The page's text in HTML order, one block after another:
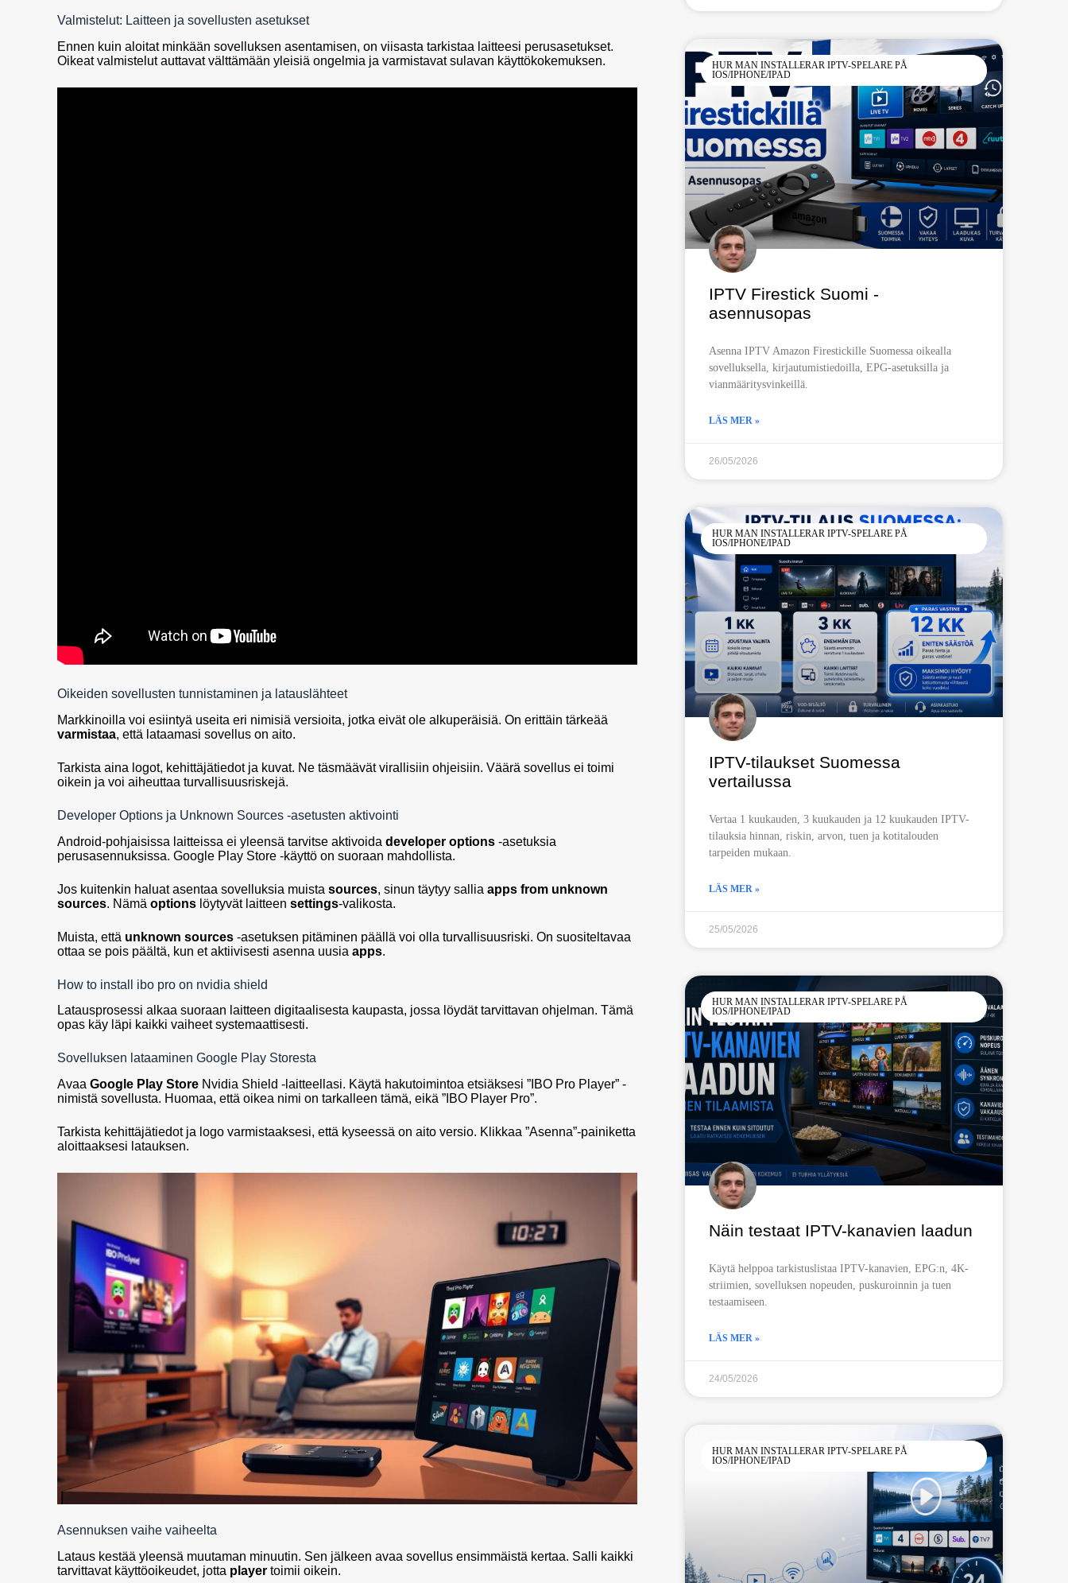
Valmistelut: Laitteen ja sovellusten asetukset
Ennen kuin aloitat minkään sovelluksen asentamisen, on viisasta tarkistaa laitteesi perusasetukset.
Oikeat valmistelut auttavat välttämään yleisiä ongelmia ja varmistavat sulavan käyttökokemuksen.
Oikeiden sovellusten tunnistaminen ja latauslähteet
Markkinoilla voi esiintyä useita eri nimisiä versioita, jotka eivät ole alkuperäisiä. On erittäin tärkeää
varmistaa, että lataamasi sovellus on aito.
Tarkista aina logot, kehittäjätiedot ja kuvat. Ne täsmäävät virallisiin ohjeisiin. Väärä sovellus ei toimi
oikein ja voi aiheuttaa turvallisuusriskejä.
Developer Options ja Unknown Sources -asetusten aktivointi
Android-pohjaisissa laitteissa ei yleensä tarvitse aktivoida developer options -asetuksia
perusasennuksissa. Google Play Store -käyttö on suoraan mahdollista.
Jos kuitenkin haluat asentaa sovelluksia muista sources, sinun täytyy sallia apps from unknown
sources. Nämä options löytyvät laitteen settings-valikosta.
Muista, että unknown sources -asetuksen pitäminen päällä voi olla turvallisuusriski. On suositeltavaa
ottaa se pois päältä, kun et aktiivisesti asenna uusia apps.
How to install ibo pro on nvidia shield
Latausprosessi alkaa suoraan laitteen digitaalisesta kaupasta, jossa löydät tarvittavan ohjelman. Tämä
opas käy läpi kaikki vaiheet systemaattisesti.
Sovelluksen lataaminen Google Play Storesta
Avaa Google Play Store Nvidia Shield -laitteellasi. Käytä hakutoimintoa etsiäksesi ”IBO Pro Player” -
nimistä sovellusta. Huomaa, että oikea nimi on tarkalleen tämä, eikä ”IBO Player Pro”.
Tarkista kehittäjätiedot ja logo varmistaaksesi, että kyseessä on aito versio. Klikkaa ”Asenna”-painiketta
aloittaaksesi latauksen.
Asennuksen vaihe vaiheelta
Lataus kestää yleensä muutaman minuutin. Sen jälkeen avaa sovellus ensimmäistä kertaa. Salli kaikki
tarvittavat käyttöoikeudet, jotta player toimii oikein.
HUR MAN INSTALLERAR IPTV-SPELARE PÅ
IOS/IPHONE/IPAD
IPTV Firestick Suomi -
asennusopas
Asenna IPTV Amazon Firestickille Suomessa oikealla
sovelluksella, kirjautumistiedoilla, EPG-asetuksilla ja
vianmääritysvinkeillä.
LÄS MER »
26/05/2026
HUR MAN INSTALLERAR IPTV-SPELARE PÅ
IOS/IPHONE/IPAD
IPTV-tilaukset Suomessa
vertailussa
Vertaa 1 kuukauden, 3 kuukauden ja 12 kuukauden IPTV-
tilauksia hinnan, riskin, arvon, tuen ja kotitalouden
tarpeiden mukaan.
LÄS MER »
25/05/2026
HUR MAN INSTALLERAR IPTV-SPELARE PÅ
IOS/IPHONE/IPAD
Näin testaat IPTV-kanavien laadun
Käytä helppoa tarkistuslistaa IPTV-kanavien, EPG:n, 4K-
striimien, sovelluksen nopeuden, puskuroinnin ja tuen
testaamiseen.
LÄS MER »
24/05/2026
HUR MAN INSTALLERAR IPTV-SPELARE PÅ
IOS/IPHONE/IPAD